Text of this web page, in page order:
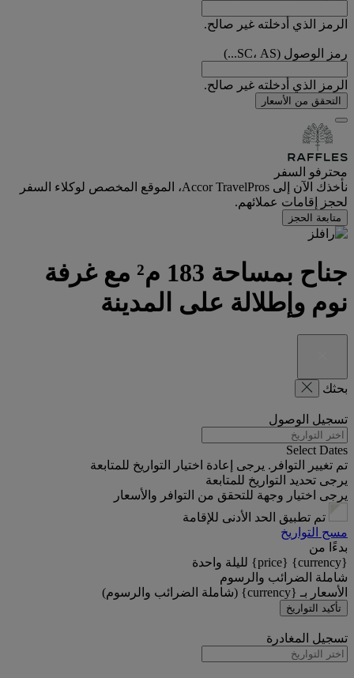
الرمز الذي أدخلته غير صالح.
رمز الوصول (SC، AS...)
الرمز الذي أدخلته غير صالح.
التحقق من الأسعار
محترفو السفر
نأخذك الآن إلى Accor TravelPros، الموقع المخصص لوكلاء السفر
لحجز إقامات عملائهم.
متابعة الحجز
جناح بمساحة 183 م²‬ مع غرفة
نوم وإطلالة على المدينة
بحثك
تسجيل الوصول
Select Dates
تم تغيير التوافر. يرجى إعادة اختيار التواريخ للمتابعة
يرجى تحديد التواريخ للمتابعة
يرجى اختيار وجهة للتحقق من التوافر والأسعار
تم تطبيق الحد الأدنى للإقامة
مسح التواريخ
بدءًا من
{currency} {price} لليلة واحدة
شاملة الضرائب والرسوم
الأسعار بـ {currency} (شاملة الضرائب والرسوم)
تأكيد التواريخ
تسجيل المغادرة